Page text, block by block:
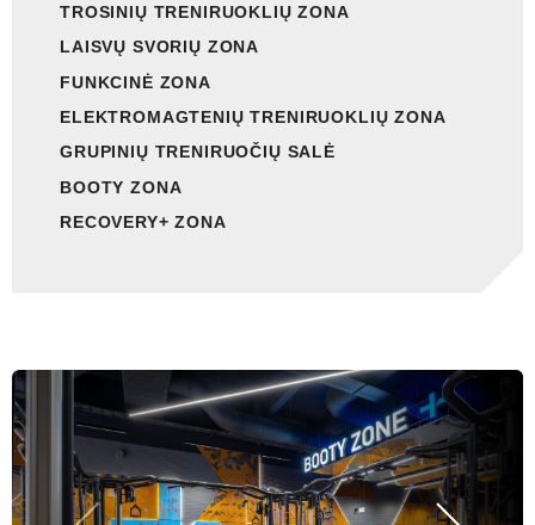
TROSINIŲ TRENIRUOKLIŲ ZONA
LAISVŲ SVORIŲ ZONA
FUNKCINĖ ZONA
ELEKTROMAGTENIŲ TRENIRUOKLIŲ ZONA
GRUPINIŲ TRENIRUOČIŲ SALĖ
BOOTY ZONA
RECOVERY+ ZONA